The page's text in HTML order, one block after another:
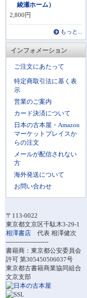
綾瀬ホーム）
2,800円
もっと...
インフォメーション
ご注文にあたって
特定商取引法に基く表
示
営業のご案内
カード決済について
日本の古本屋・Amazon
マーケットプレイスか
らの注文
メールが配信されない
方
海外発送について
お問い合わせ
〒113-0022
東京都文京区千駄木3-29-1
相澤書店 代表 相澤健次
----------------------
書籍商：東京都公安委員会
許可 第305450506037号
東京都古書籍商業協同組合
文京支部